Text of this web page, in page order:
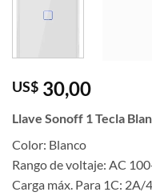
US$ 30,00
Llave Sonoff 1 Tecla
Color: Blanco
Rango de voltaje: AC
Carga máx. Para 1C: 2A/